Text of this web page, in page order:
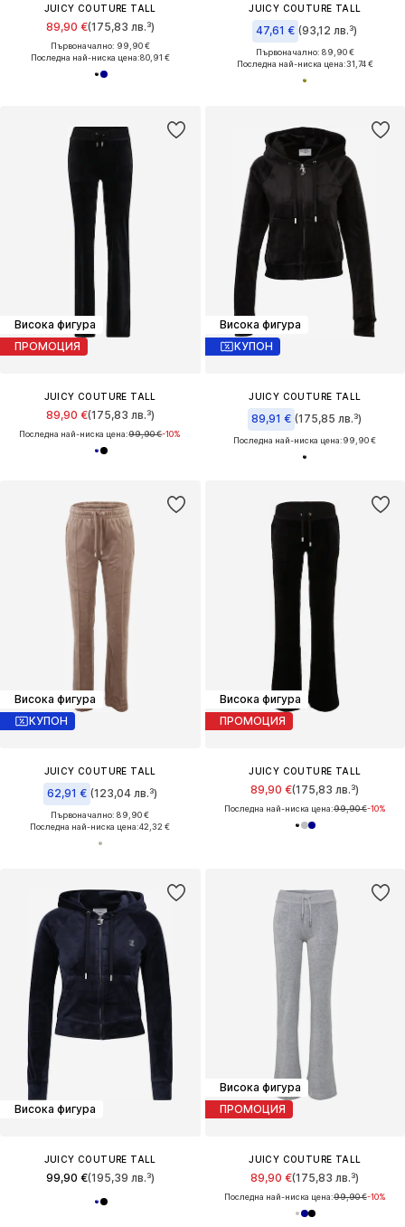
JUICY COUTURE TALL
89,90 €(175,83 лв.³)
Първоначално: 99,90 €
Последна най-ниска цена:80,91 €
JUICY COUTURE TALL
47,61 € (93,12 лв.³)
Първоначално: 89,90 €
Последна най-ниска цена:31,74 €
Висока фигура
ПРОМОЦИЯ
JUICY COUTURE TALL
89,90 €(175,83 лв.³)
Последна най-ниска цена:99,90 €-10%
Висока фигура
КУПОН
JUICY COUTURE TALL
89,91 € (175,85 лв.³)
Последна най-ниска цена:99,90 €
Висока фигура
КУПОН
JUICY COUTURE TALL
62,91 € (123,04 лв.³)
Първоначално: 89,90 €
Последна най-ниска цена:42,32 €
Висока фигура
ПРОМОЦИЯ
JUICY COUTURE TALL
89,90 €(175,83 лв.³)
Последна най-ниска цена:99,90 €-10%
Висока фигура
JUICY COUTURE TALL
99,90 €(195,39 лв.³)
Висока фигура
ПРОМОЦИЯ
JUICY COUTURE TALL
89,90 €(175,83 лв.³)
Последна най-ниска цена:99,90 €-10%